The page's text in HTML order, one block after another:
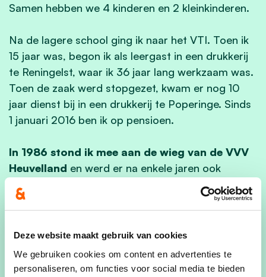
Deze website maakt gebruik van cookies
We gebruiken cookies om content en advertenties te
personaliseren, om functies voor social media te bieden
Samen hebben we 4 kinderen en 2 kleinkinderen.
Na de lagere school ging ik naar het VTI. Toen ik
15 jaar was, begon ik als leergast in een drukkerij
te Reningelst, waar ik 36 jaar lang werkzaam was.
Toen de zaak werd stopgezet, kwam er nog 10
jaar dienst bij in een drukkerij te Poperinge. Sinds
1 januari 2016 ben ik op pensioen.
In 1986 stond ik mee aan de wieg van de VVV
Heuvelland en werd er na enkele jaren ook
ontwikkeling van onze streek in harmonie met de
tot op vandaag steeds geboeid.
Ik ben voorzitter van de Kerkfabriek Nieuwkerke